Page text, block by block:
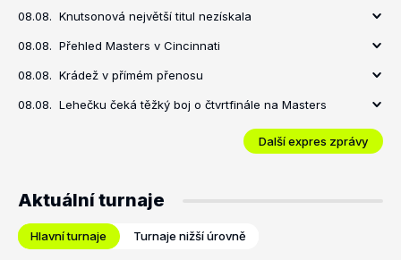
08.08. Knutsonová největší titul nezískala
08.08. Přehled Masters v Cincinnati
08.08. Krádež v přímém přenosu
08.08. Lehečku čeká těžký boj o čtvrtfinále na Masters
Další expres zprávy
Aktuální turnaje
Hlavní turnaje Turnaje nižší úrovně